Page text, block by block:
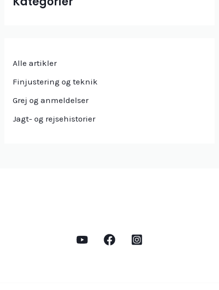
Alle artikler
Finjustering og teknik
Grej og anmeldelser
Jagt- og rejsehistorier